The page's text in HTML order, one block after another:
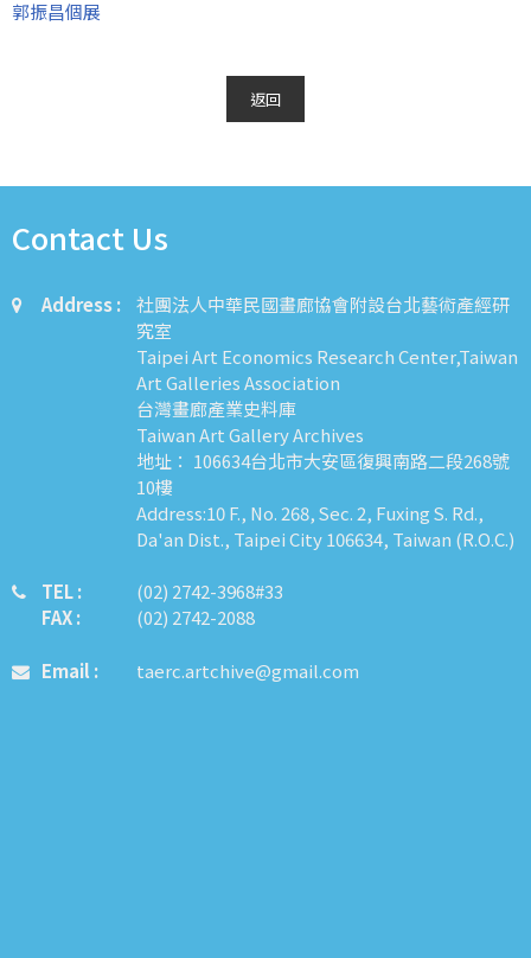
郭振昌個展
返回
Contact Us
Address :
社團法人中華民國畫廊協會附設台北藝術產經研
究室
Taipei Art Economics Research Center,Taiwan
Art Galleries Association
台灣畫廊產業史料庫
Taiwan Art Gallery Archives
地址： 106634台北市大安區復興南路二段268號
10樓
Address:10 F., No. 268, Sec. 2, Fuxing S. Rd.,
Da'an Dist., Taipei City 106634, Taiwan (R.O.C.)
TEL :
FAX :
​​​​(02) 2742-3968#33
(02) 2742-2088
Email : taerc.artchive@gmail.com